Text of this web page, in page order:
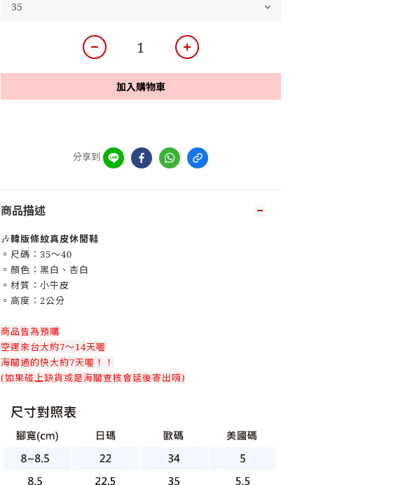
加入購物車
分享到
商品描述
🎶韓版條紋真皮休閒鞋
▫️尺碼：35～40
▫️顏色：黑白、杏白
▫️材質：小牛皮
▫️高度：2公分
商品皆為預購
空運來台大約7～14天喔
海關過的快大約7天喔！！
(如果碰上缺貨或是海關查核會延後寄出唷)